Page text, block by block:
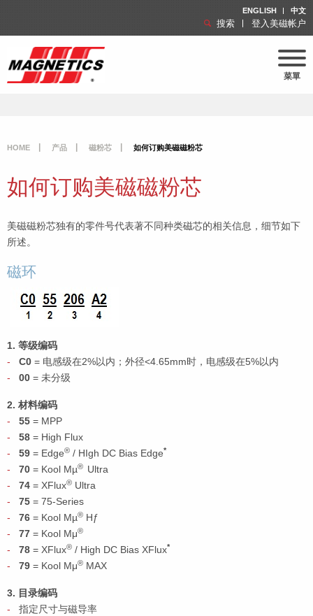
ENGLISH 中文
搜索 登入美磁帐户
菜單
HOME 产品 磁粉芯 如何订购美磁磁粉芯
如何订购美磁磁粉芯
美磁磁粉芯独有的零件号代表著不同种类磁芯的相关信息，细节如下
所述。
磁环
1. 等级编码
C0 = 电感级在2%以内；外径<4.65mm时，电感级在5%以内
00 = 未分级
2. 材料编码
55 = MPP
58 = High Flux
59 = Edge® / HIgh DC Bias Edge*
70 = Kool Mµ® Ultra
74 = XFlux® Ultra
75 = 75-Series
76 = Kool Mµ® Hƒ
77 = Kool Mμ®
78 = XFlux® / High DC Bias XFlux*
79 = Kool Mμ® MAX
3. 目录编码
指定尺寸与磁导率